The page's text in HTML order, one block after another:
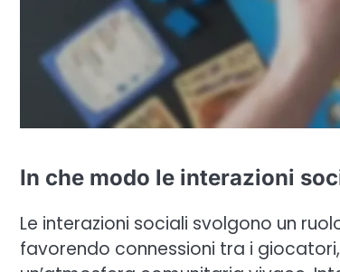
In che modo le interazioni
Le interazioni sociali svolgono un
favorendo connessioni tra i